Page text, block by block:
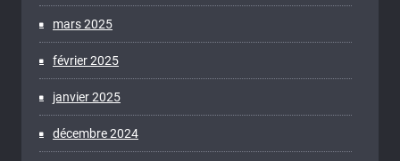
mars 2025
février 2025
janvier 2025
décembre 2024